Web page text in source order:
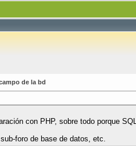
de la bd
con PHP, sobre todo porque
foro de base de datos, etc.